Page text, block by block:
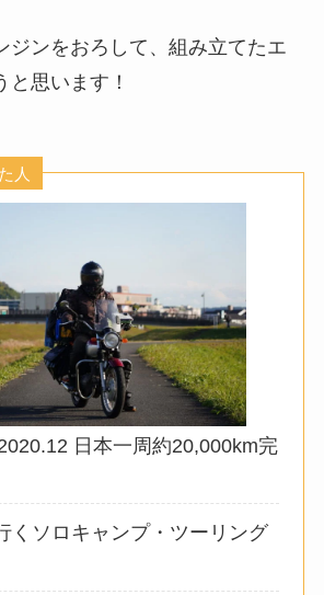
ジンをおろして、組み立てたエ
と思います！
人
日本一周約20,000km完
くソロキャンプ・ツーリング